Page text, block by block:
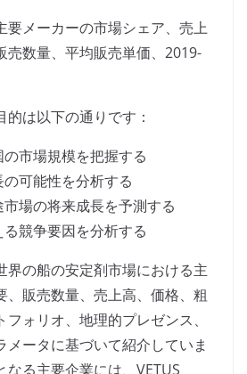
要メーカーの市場シェア、売上
売数量、平均販売単価、2019-
は以下の通りです：
市場規模を把握する
可能性を分析する
場の将来成長を予測する
競争要因を分析する
界の船の安定剤市場における主
、販売数量、売上高、価格、粗
ォリオ、地理的プレゼンス、
メータに基づいて紹介していま
る主要企業には、VETUS